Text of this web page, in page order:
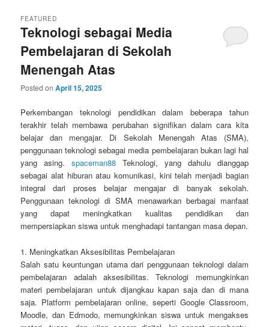
Teknologi sebagai Media
Pembelajaran di Sekolah
Menengah Atas
FEATURED
Posted onApril 15, 2025
Perkembangan teknologi pendidikan dalam beberapa tahun
terakhir telah membawa perubahan signifikan dalam cara kita
belajar dan mengajar. Di Sekolah Menengah Atas (SMA),
penggunaan teknologi sebagai media pembelajaran bukan lagi hal
yang asing.spaceman88 Teknologi, yang dahulu dianggap
sebagai alat hiburan atau komunikasi, kini telah menjadi bagian
integral dari proses belajar mengajar di banyak sekolah.
Penggunaan teknologi di SMA menawarkan berbagai manfaat
yang dapat meningkatkan kualitas pendidikan dan
mempersiapkan siswa untuk menghadapi tantangan masa depan.
1. Meningkatkan Aksesibilitas Pembelajaran
Salah satu keuntungan utama dari penggunaan teknologi dalam
pembelajaran adalah aksesibilitas. Teknologi memungkinkan
materi pembelajaran untuk dijangkau kapan saja dan di mana
saja. Platform pembelajaran online, seperti Google Classroom,
Moodle, dan Edmodo, memungkinkan siswa untuk mengakses